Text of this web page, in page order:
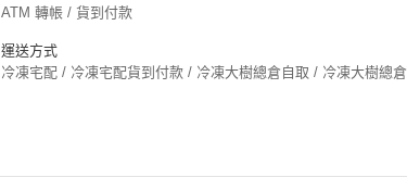
ATM 轉帳 / 貨到付款
運送方式
冷凍宅配 / 冷凍宅配貨到付款 / 冷凍大樹總倉自取 / 冷凍大樹總